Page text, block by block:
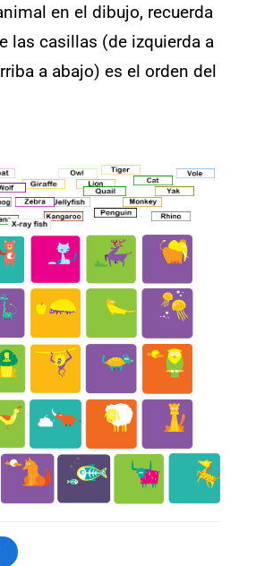
en el dibujo, recuerda
las casillas (de izquierda a
a abajo) es el orden del